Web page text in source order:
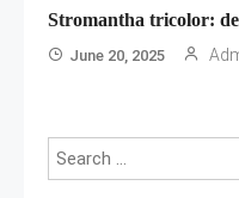
Stromantha tricolor:
June 20, 2025